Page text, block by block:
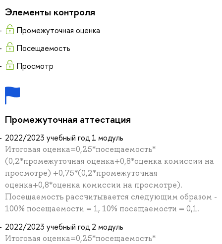
Элементы контроля
Промежуточная оценка
Посещаемость
Просмотр
Промежуточная аттестация
2022/2023 учебный год 1 модуль
Итоговая оценка=0,25*посещаемость*
(0,2*промежуточная оценка+0,8*оценка комиссии на
просмотре) +0,75*(0,2*промежуточная
оценка+0,8*оценка комиссии на просмотре).
Посещаемость рассчитывается следующим образом -
100% посещаемости = 1, 10% посещаемости = 0,1.
2022/2023 учебный год 2 модуль
Итоговая оценка=0,25*посещаемость*